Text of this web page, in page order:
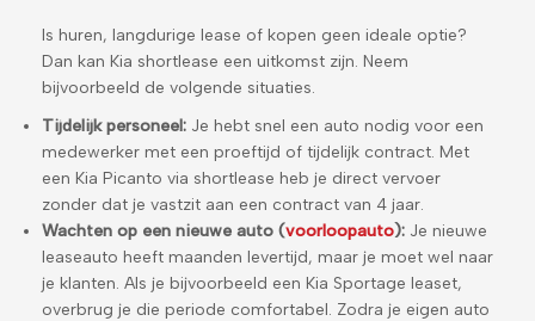
Is huren, langdurige lease of kopen geen ideale optie?
Dan kan Kia shortlease een uitkomst zijn. Neem
bijvoorbeeld de volgende situaties.
Tijdelijk personeel: Je hebt snel een auto nodig voor een
medewerker met een proeftijd of tijdelijk contract. Met
een Kia Picanto via shortlease heb je direct vervoer
zonder dat je vastzit aan een contract van 4 jaar.
Wachten op een nieuwe auto (voorloopauto): Je nieuwe
leaseauto heeft maanden levertijd, maar je moet wel naar
je klanten. Als je bijvoorbeeld een Kia Sportage leaset,
overbrug je die periode comfortabel. Zodra je eigen auto